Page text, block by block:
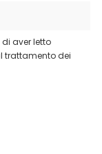
aver letto
trattamento dei